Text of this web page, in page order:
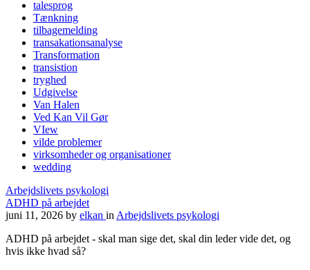
talesprog
Tænkning
tilbagemelding
transakationsanalyse
Transformation
transistion
tryghed
Udgivelse
Van Halen
Ved Kan Vil Gør
VIew
vilde problemer
virksomheder og organisationer
wedding
Arbejdslivets psykologi
ADHD på arbejdet
juni 11, 2026 by elkan in Arbejdslivets psykologi
ADHD på arbejdet - skal man sige det, skal din leder vide det, og
hvis ikke hvad så?